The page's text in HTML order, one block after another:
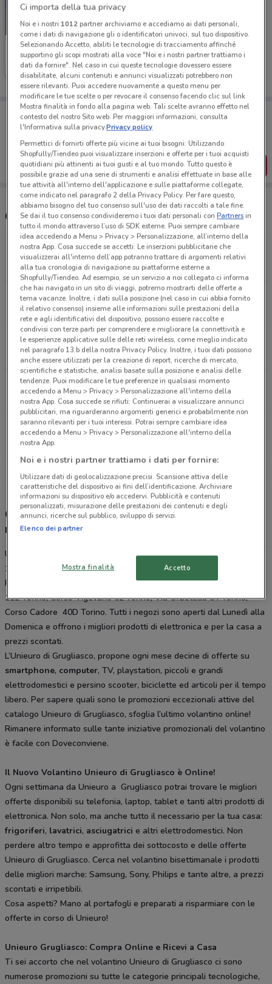
-3 GIORNI
Unieuro
Scade domenica 2.9 km
Porta DoveConviene sempre con te!
Puoi trovare le migliori offerte dei negozi vicino a te,
salvarle e creare la tua lista del risparmio, comodamente
dal tuo cellulare.
SCARICA L’APP
Orari e Indirizzi Unieuro
Via Vandalino, 101 Torino
2.9 km
CHIUSO
Via Torino Pianezza, 148 Collegno
3.9 km
CHIUSO
Via Giaveno, 63 Rivalta Di Torino
7.8 km
CHIUSO
Corso Vittorio Emanuele Ii, 53 Torino
7.8 km
CHIUSO
Via Canelli, 112 Torino
8 km
Tutti i negozi Unieuro
Gli sconti del nuovo volantino Unieuro e i
negozi
Unieuro è presente in vari punti della città: lo trovi in Via Vandalino
101 Torino, Via Torino Pianezza 148 Collegno, Via Giaveno 63
Rivalta Di Torino, Corso Vittorio Emanuele Ii 53 Torino, Via Canelli
112 Torino, Corso Vigevano 62 Torino, Via Orbetello 64 Torino,
Corso Cadore 40D Torino. Tutti i negozi sono aperti dal Lunedì alla
Domenica e offrono i migliori prodotti di elettronica e per la casa a
prezzi scontati.
L’Unieuro di Grugliasco, propone ogni mese decine di offerte su
smartphone, computer, TV, playstation, piccoli e grandi
elettrodomestici e persino scooter, biciclette ed articoli per il tempo
libero. Per sapere quali sono le promozioni eccezionali attive del
catalogo Unieuro di Grugliasco, sfoglia l’ultimo volantino online!
Rimanere informato sulle tante iniziative promozionali del volantino
è facile con Doveconviene.
Il Nuovo Volantino Unieuro di Grugliasco è Online!
Ogni settimana da Unieuro a Grugliasco potrai trovare le migliori
offerte disponibili su telefonia, laptop, tablet e tanti altri prodotti di
elettronica. Non solo, ma anche tutto il necessario per la tua casa:
frigoriferi, lavatrici, asciugatrici e altri elettrodomestici. Non
perdere altro tempo e approfitta dei sottocosto e delle offerte
Unieuro di Grugliasco. Cerca nel volantino bisettimanale i prodotti
delle migliori marche: Samsung, Sony, Philips e tante altre, a prezzi
scontati e irripetibili.
Cosa aspetti? Mano al portafogli e preparati a risparmiare con le
offerte in corso di Unieuro!
Unieuro Grugliasco: Compra Online e Ricevi a Casa
Ti sei accorto che nel volantino Unieuro di Grugliasco ci sono
numerose promozioni su tutte le categorie principali tecnologiche,
Ci importa della tua privacy
Noi e i nostri 1012partner archiviamo e accediamo ai dati personali,
come i dati di navigazione gli o identificatori univoci, sul tuo dispositivo.
Selezionando Accetto, abiliti le tecnologie di tracciamento affinché
supportino gli scopi mostrati alla voce "Noi e i nostri partner trattiamo i
dati da fornire". Nel caso in cui queste tecnologie dovessero essere
disabilitate, alcuni contenuti e annunci visualizzati potrebbero non
essere rilevanti. Puoi accedere nuovamente a questo menu per
modificare le tue scelte o per revocare il consenso facendo clic sul link
Mostra finalità in fondo alla pagina web. Tali scelte avranno effetto nel
contesto del nostro Sito web. Per maggiori informazioni, consulta
l'Informativa sulla privacy.Privacy policy
Permettici di fornirti offerte più vicine ai tuoi bisogni: Utilizzando
Shopfully/Tiendeo puoi visualizzare inserzioni e offerte per i tuoi acquisti
quotidiani più attinenti ai tuoi gusti e al tuo mondo. Tutto questo è
possibile grazie ad una serie di strumenti e analisi effettuate in base alle
tue attività all'interno dell'applicazione e sulle piattaforme collegate,
come indicato nel paragrafo 2 della Privacy Policy. Per fare questo,
abbiamo bisogno del tuo consenso sull'uso dei dati raccolti a tale fine.
Se dai il tuo consenso condivideremo i tuoi dati personali conPartnersin
tutto il mondo attraverso l’uso di SDK esterne. Puoi sempre cambiare
idea accedendo a Menu > Privacy > Personalizzazione, all’interno della
nostra App. Cosa succede se accetti: Le inserzioni pubblicitarie che
visualizzerai all'interno dell’app potranno trattare di argomenti relativi
alla tua cronologia di navigazione su piattaforme esterne a
Shopfully/Tiendeo. Ad esempio, se un servizio a noi collegato ci informa
che hai navigato in un sito di viaggi, potremo mostrarti delle offerte a
tema vacanze. Inoltre, i dati sulla posizione (nel caso in cui abbia fornito
il relativo consenso) insieme alle informazioni sulle prestazioni della
rete e agli identificativi del dispositivo, possono essere raccolte e
condivisi con terze parti per comprendere e migliorare la connettività e
le esperienze applicative sulle delle reti wireless, come meglio indicato
nel paragrafo 13.b della nostra Privacy Policy. Inoltre, i tuoi dati possono
anche essere utilizzati per la creazione di report, ricerche di mercato,
scientifiche e statistiche, analisi basate sulla posizione e analisi delle
tendenze. Puoi modificare le tue preferenze in qualsiasi momento
accedendo a Menu > Privacy > Personalizzazione all'interno della
nostra App. Cosa succede se rifiuti: Continuerai a visualizzare annunci
pubblicitari, ma riguarderanno argomenti generici e probabilmente non
saranno rilevanti per i tuoi interessi. Potrai sempre cambiare idea
accedendo a Menu > Privacy > Personalizzazione all'interno della
nostra App.
Noi e i nostri partner trattiamo i dati per fornire:
Utilizzare dati di geolocalizzazione precisi. Scansione attiva delle
caratteristiche del dispositivo ai fini dell’identificazione. Archiviare
informazioni su dispositivo e/o accedervi. Pubblicità e contenuti
personalizzati, misurazione delle prestazioni dei contenuti e degli
annunci, ricerche sul pubblico, sviluppo di servizi.
Elenco dei partner
Mostra finalità Accetto